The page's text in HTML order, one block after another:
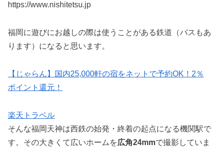
https://www.nishitetsu.jp
福岡に遊びにお越しの際は使うことがある鉄道（バスもあ
ります）になると思います。
【じゃらん】国内25,000軒の宿をネットで予約OK！2％
ポイント還元！
楽天トラベル
そんな福岡天神は西鉄の始発・終着の起点になる機関駅で
す。その大きくて広いホームを広角24mmで撮影していま